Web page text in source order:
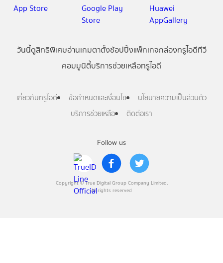
Follow us
Copyright © True Digital Group Company Limited.
All rights reserved
วันนี้ดูสิทธิพิเศษอ่านเกมตาตั้งช้อปปิ้งแพ็กเกจกล่องทรูไอดีทีวี
คอมมูนิตี้บริการช่วยเหลือทรูไอดี
เกี่ยวกับทรูไอดี ข้อกำหนดและเงื่อนไข
นโยบายความเป็นส่วนตัว
บริการช่วยเหลือ
ติดต่อเรา